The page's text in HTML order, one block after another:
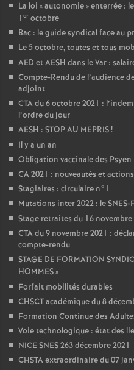
La loi «autonomie» enterrée :
1 er octobre
Bac : le guide syndical face au
Le 5 octobre, toutes et tous
AED et AESH dans le Var :
Compte-Rendu de l’audience
adjoint
CTA du 6 octobre 2021 :
l’ordre du jour
AESH : STOP AU MEPRIS!
Il y a un an
Obligation vaccinale des Psyen
CA 2021 : nouveautés et actions
Stagiaires : circulaire n°1
Mutations inter 2022 : le SNES-
Stage retraites du 16 novembre
CTA du 9 novembre 2021 :
compte-rendu
STAGE DE FORMATION
HOMMES»
Forfait mobilités durables
CHSCT académique du 8
Formation Continue des
Voie technologique : état des
NICE SNES 263 décembre 2021
CHSTA extraordinaire du 07